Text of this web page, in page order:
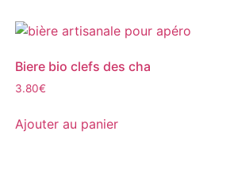
Biere bio clefs des cha
3.80€
Ajouter au panier